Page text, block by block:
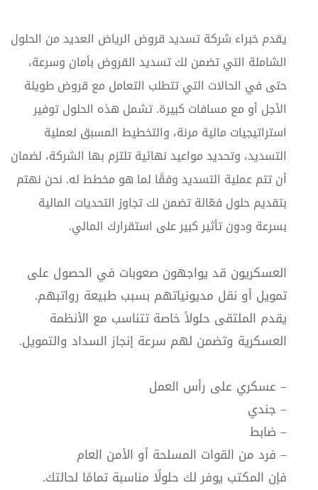
يقدم خبراء شركة تسديد قروض الرياض العديد من الحلول
الشاملة التي تضمن لك تسديد القروض بأمان وسرعة،
حتى في الحالات التي تتطلب التعامل مع قروض طويلة
الأجل أو مع مسافات كبيرة. تشمل هذه الحلول توفير
استراتيجيات مالية مرنة، والتخطيط المسبق لعملية
التسديد، وتحديد مواعيد نهائية تلتزم بها الشركة، لضمان
أن تتم عملية التسديد وفقًا لما هو مخطط له. نحن نهتم
بتقديم حلول فعّالة تضمن لك تجاوز التحديات المالية
بسرعة ودون تأثير كبير على استقرارك المالي.
العسكريون قد يواجهون صعوبات في الحصول على
تمويل أو نقل مديونياتهم بسبب طبيعة رواتبهم.
يقدم الملتقى حلولاً خاصة تتناسب مع الأنظمة
العسكرية وتضمن لهم سرعة إنجاز السداد والتمويل.
– عسكري على رأس العمل
– جندي
– ضابط
– فرد من القوات المسلحة أو الأمن العام
فإن المكتب يوفر لك حلولًا مناسبة تمامًا لحالتك.